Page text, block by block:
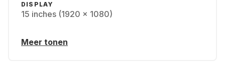
DISPLAY
15 inches (1920 x 1080)
Meer tonen